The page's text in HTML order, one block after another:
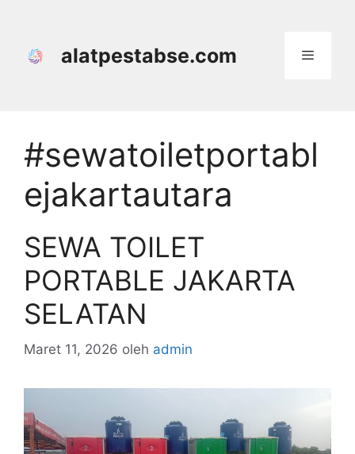
alatpestabse.com
#sewatoiletportabl
ejakartautara
SEWA TOILET
PORTABLE JAKARTA
SELATAN
Maret 11, 2026 oleh admin